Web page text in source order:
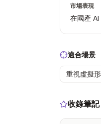
市場表現
在國產
適合場景
重視虛擬
收錄筆記